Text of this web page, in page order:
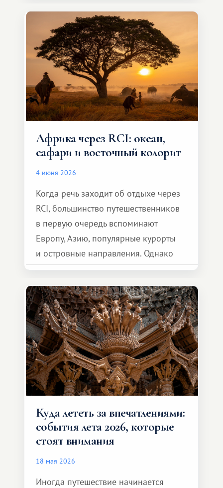
особенное. Не обязательно
масштабное, но тёплое
и запоминающееся :)
Африка через RCI: океан,
сафари и восточный колорит
4 июня 2026
Когда речь заходит об отдыхе через
RCI, большинство путешественников
в первую очередь вспоминают
Европу, Азию, популярные курорты
и островные направления. Однако
возможности обменной системы
значительно шире. Среди них есть
и Африка — континент, который
способен подарить совершенно иной
формат путешествия.
Куда лететь за впечатлениями:
события лета 2026, которые
стоят внимания
18 мая 2026
Иногда путешествие начинается